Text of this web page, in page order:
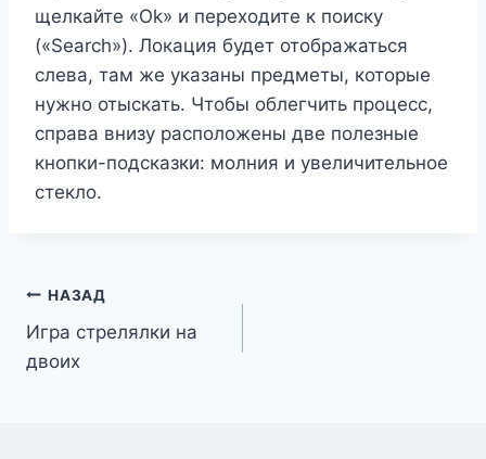
щелкайте «Ok» и переходите к поиску
(«Search»). Локация будет отображаться
слева, там же указаны предметы, которые
нужно отыскать. Чтобы облегчить процесс,
справа внизу расположены две полезные
кнопки-подсказки: молния и увеличительное
стекло.
Навигация
по
НАЗАД
Игра стрелялки на
двоих